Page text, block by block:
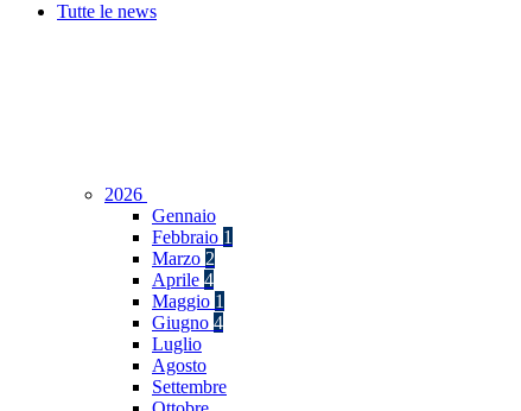
Tutte le news
2026
Gennaio
Febbraio 1
Marzo 2
Aprile 4
Maggio 1
Giugno 4
Luglio
Agosto
Settembre